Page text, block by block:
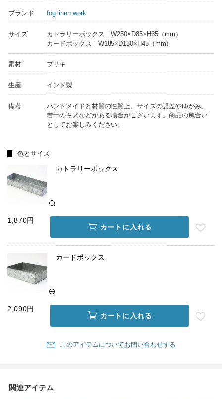
ブランド fog linen work
サイズ
カトラリーボックス｜W250×D85×H35（mm）
カードボックス｜W185×D130×H45（mm）
素材 ブリキ
生産 インド製
備考
ハンドメイドと材質の性質上、サイズの誤差やゆがみ、
若干のキズなどがある場合がございます。商品の風合い
としてお楽しみください。
色とサイズ
カトラリーボックス
1,870円
カートに入れる
カードボックス
2,090円
カートに入れる
このアイテムについてお問い合わせする
関連アイテム